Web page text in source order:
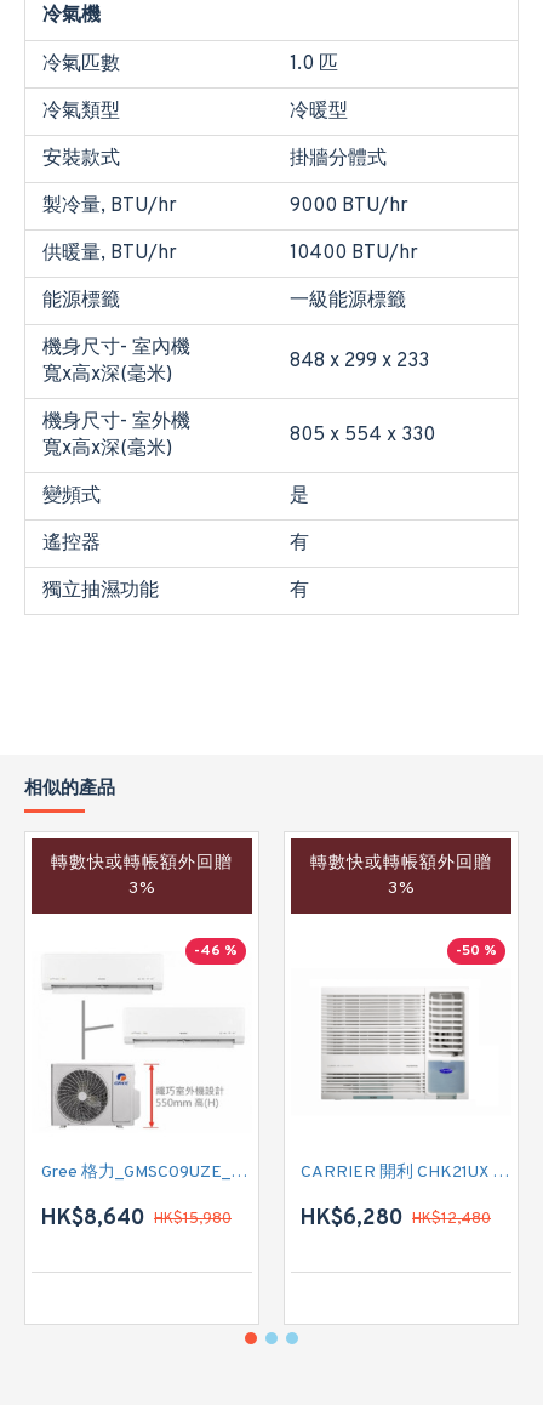
冷氣機
冷氣匹數
1.0 匹
冷氣類型
冷暖型
安裝款式
掛牆分體式
製冷量, BTU/hr
9000 BTU/hr
供暖量, BTU/hr
10400 BTU/hr
能源標籤
一級能源標籤
機身尺寸- 室內機
寬x高x深(毫米)
848 x 299 x 233
機身尺寸- 室外機
寬x高x深(毫米)
805 x 554 x 330
變頻式
是
遙控器
有
獨立抽濕功能
有
相似的產品
轉數快或轉帳額外回贈
3%
-46 %
Gree 格力_GMSC09UZE_GMSC12UZE_GMSC18UZC_R32 掛牆變頻式1拖2分體冷氣機 (淨冷型)
HK$8,640 HK$15,980
轉數快或轉帳額外回贈
3%
-50 %
CARRIER 開利 CHK21UX 二匹半 變頻淨冷窗口式冷氣機 (附遙控)
HK$6,280 HK$12,480